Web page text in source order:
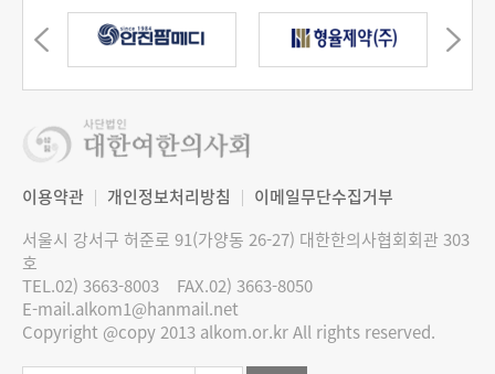
이용약관 개인정보처리방침
이메일무단수집거부
서울시 강서구 허준로 91(가양동 26-27) 대한한의사협회회관 303
호
TEL.02) 3663-8003
FAX.02) 3663-8050
E-mail.alkom1@hanmail.net
Copyright @copy 2013 alkom.or.kr All rights reserved.